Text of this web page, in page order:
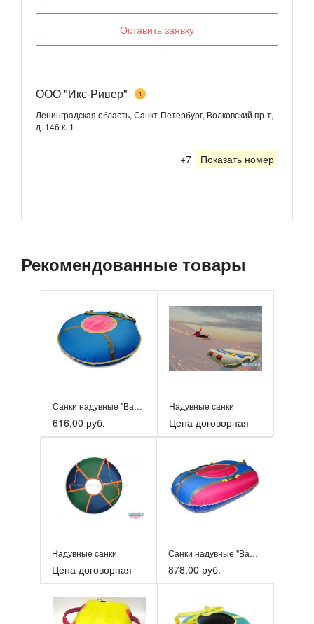
Оставить заявку
ООО "Икс-Ривер" 1
Ленинградская область, Санкт-Петербург, Волковский пр-т,
д. 146 к. 1
+7 Показать номер
Рекомендованные товары
Санки надувные "Ватрушка" серии "Стандарт".
616,00 руб.
Надувные санки
Цена договорная
Надувные санки
Цена договорная
Санки надувные "Ватрушка" овальные.
878,00 руб.